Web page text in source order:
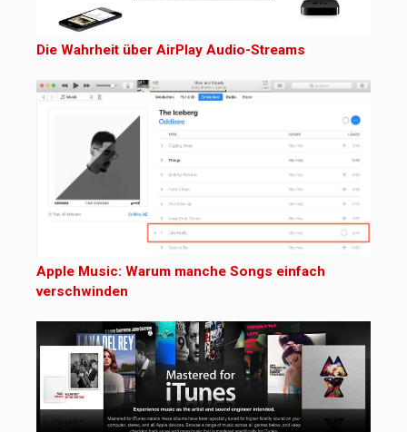
Die Wahrheit über AirPlay Audio-Streams
Apple Music: Warum manche Songs einfach
verschwinden